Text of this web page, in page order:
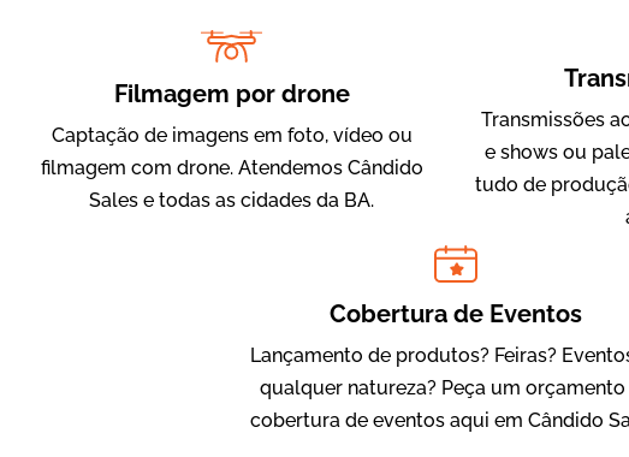
Julândia
Animação 2D
Filmagem por drone
Captação de imagens em foto, vídeo ou
filmagem com drone. Atendemos Cândido
Sales e todas as cidades da BA.
Transmissões
e shows ou
tudo de
Cobertura de Eventos
Lançamento de produtos? Feiras?
qualquer natureza? Peça um orçamento
cobertura de eventos aqui em Cândido